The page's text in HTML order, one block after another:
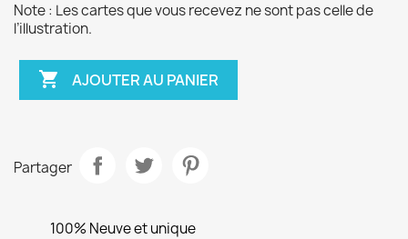
Note : Les cartes que vous recevez ne sont pas celle de
l’illustration.
 AJOUTER AU PANIER
Partager
100% Neuve et unique